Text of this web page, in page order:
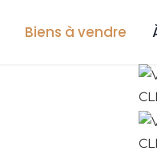
Biens à vendre